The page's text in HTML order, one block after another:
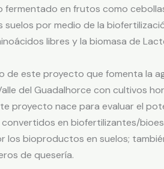
fermentado en frutos como
suelos por medio de la
libres y la biomasa de
de este proyecto que fomenta la
del Guadalhorce con cultivos
proyecto nace para evaluar el
en biofertilizantes/
los bioproductos en suelos;
de quesería.